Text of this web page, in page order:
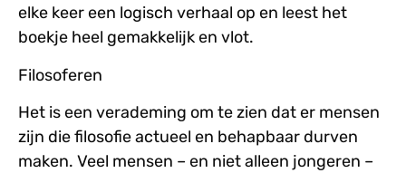
elke keer een logisch verhaal op en leest het
boekje heel gemakkelijk en vlot.
Filosoferen
Het is een verademing om te zien dat er mensen
zijn die filosofie actueel en behapbaar durven
maken. Veel mensen – en niet alleen jongeren –